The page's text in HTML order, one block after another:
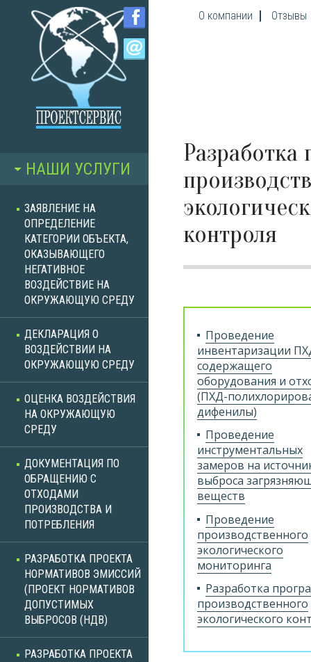
Перейти к основному содержанию
НАШИ УСЛУГИ
ЗАЯВЛЕНИЕ НА
ОПРЕДЕЛЕНИЕ
КАТЕГОРИИ ОБЪЕКТА,
ОКАЗЫВАЮЩЕГО
НЕГАТИВНОЕ
ВОЗДЕЙСТВИЕ НА
ОКРУЖАЮЩУЮ СРЕДУ
ДЕКЛАРАЦИЯ О
ВОЗДЕЙСТВИИ НА
ОКРУЖАЮЩУЮ СРЕДУ
ОЦЕНКА ВОЗДЕЙСТВИЯ
НА ОКРУЖАЮЩУЮ
СРЕДУ
ДОКУМЕНТАЦИЯ ПО
ОБРАЩЕНИЮ С
ОТХОДАМИ
ПРОИЗВОДСТВА И
ПОТРЕБЛЕНИЯ
РАЗРАБОТКА ПРОЕКТА
НОРМАТИВОВ ЭМИССИЙ
(ПРОЕКТ НОРМАТИВОВ
ДОПУСТИМЫХ
ВЫБРОСОВ (НДВ)
РАЗРАБОТКА ПРОЕКТА
О компании Отзывы
контроля
Проведение
инвентаризации
содержащего
оборудования и
(ПХД-
дифенилы)
Проведение
инструментальных
замеров на
выброса
веществ
Проведение
производственного
экологического
мониторинга
Разработка
производственного
экологического